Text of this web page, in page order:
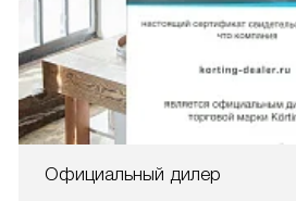
Официальный дилер